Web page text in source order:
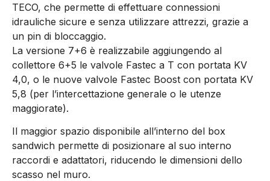
TECO, che permette di effettuare connessioni
idrauliche sicure e senza utilizzare attrezzi, grazie a
un pin di bloccaggio.
La versione 7+6 è realizzabile aggiungendo al
collettore 6+5 le valvole Fastec a T con portata KV
4,0, o le nuove valvole Fastec Boost con portata KV
5,8 (per l’intercettazione generale o le utenze
maggiorate).
Il maggior spazio disponibile all’interno del box
sandwich permette di posizionare al suo interno
raccordi e adattatori, riducendo le dimensioni dello
scasso nel muro.